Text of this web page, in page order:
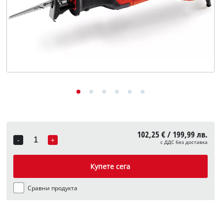
-
Quantity
+ 102,25 € / 199,99 лв.
с ДДС без доставка
Купете сега
Сравни продукта